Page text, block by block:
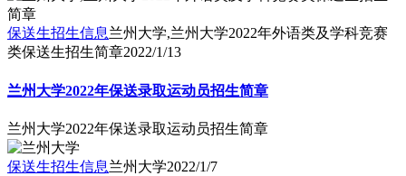
保送生招生信息兰州大学,兰州大学2022年外语类及学科竞赛
类保送生招生简章2022/1/13
兰州大学2022年保送录取运动员招生简章
兰州大学2022年保送录取运动员招生简章
保送生招生信息兰州大学2022/1/7